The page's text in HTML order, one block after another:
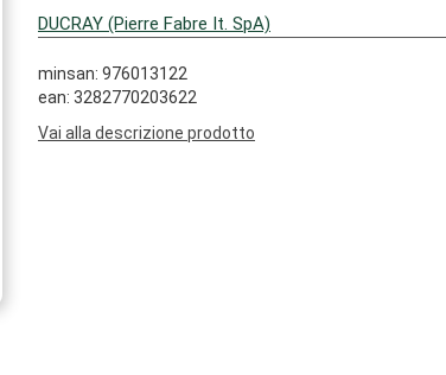
DUCRAY (Pierre Fabre It. SpA)
minsan: 976013122
ean: 3282770203622
Vai alla descrizione prodotto